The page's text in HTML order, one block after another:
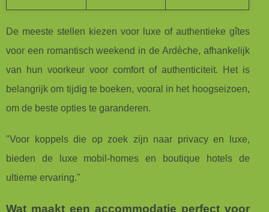
De meeste stellen kiezen voor luxe of authentieke gîtes
voor een romantisch weekend in de Ardèche, afhankelijk
van hun voorkeur voor comfort of authenticiteit. Het is
belangrijk om tijdig te boeken, vooral in het hoogseizoen,
om de beste opties te garanderen.
"Voor koppels die op zoek zijn naar privacy en luxe,
bieden de luxe mobil-homes en boutique hotels de
ultieme ervaring."
Wat maakt een accommodatie perfect voor